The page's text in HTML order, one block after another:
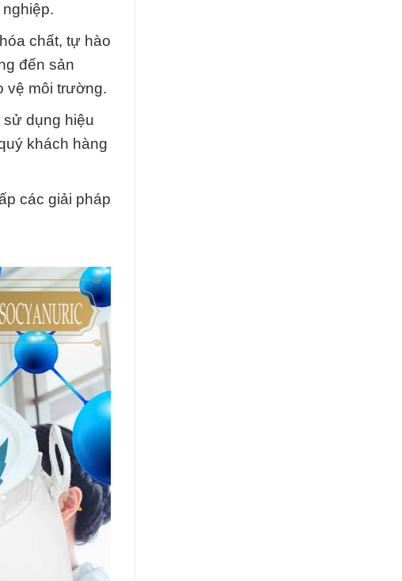
chất, tự hào
đến sản
vệ môi trường.
dụng hiệu
khách hàng
các giải pháp